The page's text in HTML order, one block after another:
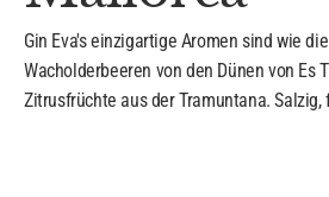
Gin Eva's einzigartige Aromen sind wie
Wacholderbeeren von den Dünen von Es
Zitrusfrüchte aus der Tramuntana. Salzig,